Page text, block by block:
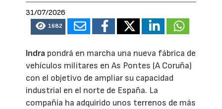
31/07/2026
1682
Indra pondrá en marcha una nueva fábrica de
vehículos militares en As Pontes (A Coruña)
con el objetivo de ampliar su capacidad
industrial en el norte de España. La
compañía ha adquirido unos terrenos de más